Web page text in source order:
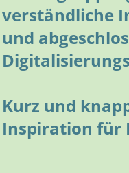
verständliche
und
Kurz und
Inspiration für